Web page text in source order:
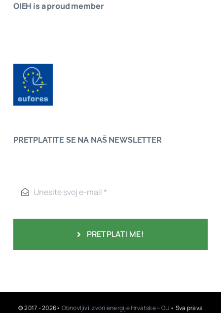
OIEH is a proud member
PRETPLATITE SE NA NAŠ NEWSLETTER
PRETPLATI ME!
© 2017 - 2026• Obnovljivi izvori energije Hrvatske – GU • Sva prava